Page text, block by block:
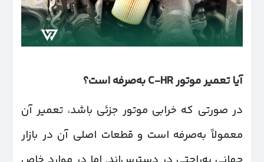
آیا تعمیر موتور
به‌صرفه است؟
در صورتی که خرابی موتور جزئی باشد، تعمیر آن
معمولاً به‌صرفه است و قطعات اصلی آن در بازار